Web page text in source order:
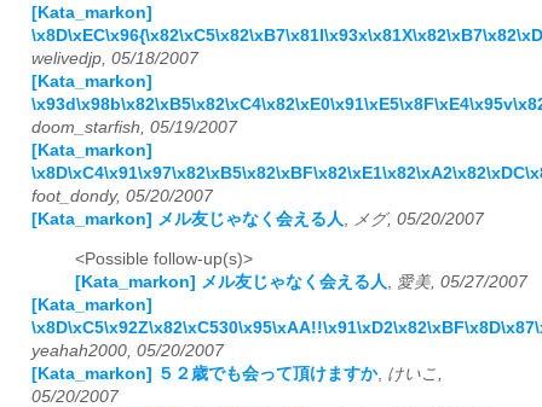
[Kata_markon]
welivedjp, 05/18/2007
[Kata_markon]
doom_starfish, 05/19/2007
[Kata_markon]
foot_dondy, 05/20/2007
[Kata_markon] メル友じゃなく会える人
メグ, 05/20/2007
<Possible follow-up(s)>
[Kata_markon] メル友じゃなく会える人
愛美, 05/27/2007
[Kata_markon]
yeahah2000, 05/20/2007
[Kata_markon] ５２歳でも会って頂けますか, けいこ,
05/20/2007